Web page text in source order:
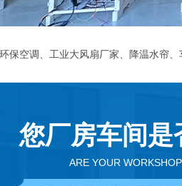
保空调、工业大风扇厂家、降温水帘
您厂房车间
ARE YOUR